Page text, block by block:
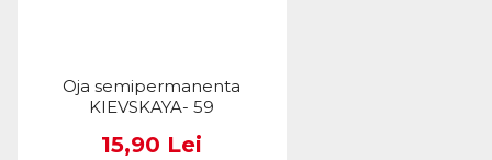
Oja semipermanenta
KIEVSKAYA- 59
15,90 Lei